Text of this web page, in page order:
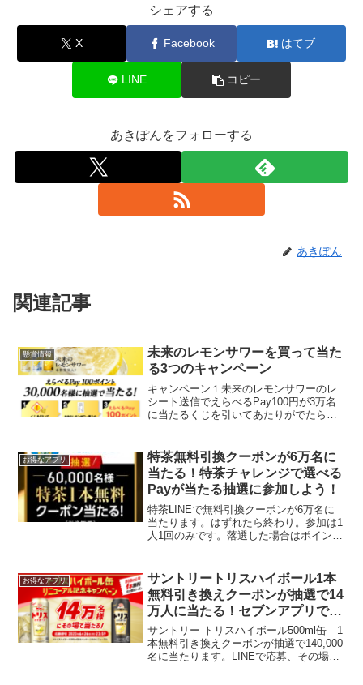
シェアする
X Facebook はてブ
LINE コピー
あきぽんをフォローする
あきぽん
関連記事
懸賞情報
未来のレモンサワーを買って当た
る3つのキャンペーン
キャンペーン１未来のレモンサワーのレ
シート送信でえらべるPay100円が3万名
に当たるくじを引いてあたりがでたら、
Pay100円分」がもらえます。1．まずは
抽選！...
お得なアプリ
特茶無料引換クーポンが6万名に
当たる！特茶チャレンジで選べる
Payが当たる抽選に参加しよう！
特茶LINEで無料引換クーポンが6万名に
当たります。はずれたら終わり。参加は1
人1回のみです。落選した場合はポイント
がもらえるクイズが更新されているので
もれなく...
お得なアプリ
サントリートリスハイボール1本
無料引き換えクーポンが抽選で14
万人に当たる！セブンアプリでお
酒が当たる抽選も！
サントリー トリスハイボール500ml缶 1
本無料引き換えクーポンが抽選で140,000
名に当たります。LINEで応募、その場で